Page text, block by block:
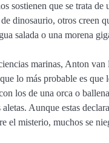
sostienen que se trata de
dinosaurio, otros creen
salada o una morena
marinas, Anton van
lo más probable es que
los de una orca o
Aunque estas
el misterio, muchos se